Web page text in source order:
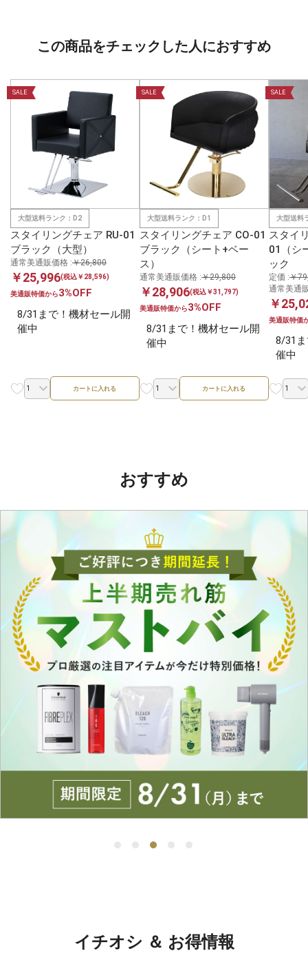
この商品をチェックした人におすすめ
SALE
大型送料ランク：D2
スタイリングチェア RU-01
ブラック（大型）
通常美通販価格 :￥26,800
￥25,996(税込￥28,596)
美通販特価から3%OFF
8/31まで！機材セール開
催中
カートに入れる
SALE
大型送料ランク：D1
スタイリングチェア CO-01
ブラック（シート+ベー
ス）
通常美通販価格 :￥29,800
￥28,906(税込￥31,797)
美通販特価から3%OFF
8/31まで！機材セール開
催中
カートに入れる
SALE
大型送料
スタイ
01（シ
ック
定価 :￥
通常美通
￥
美通販特価
8/31
催中
おすすめ
イチオシ ＆ お得情報